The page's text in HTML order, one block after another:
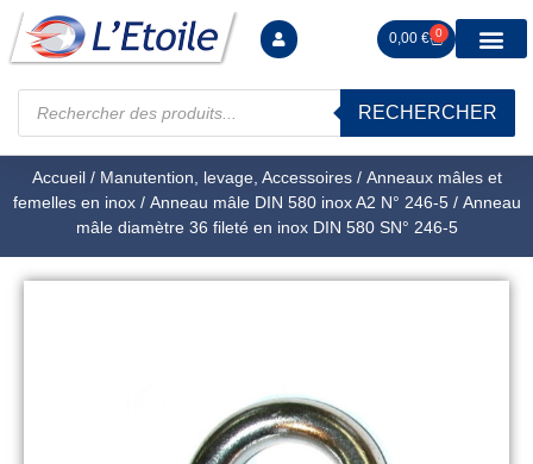
0,00 € 0
RECHERCHER
Accueil/ Manutention, levage, Accessoires/ Anneaux mâles et
femelles en inox/ Anneau mâle DIN 580 inox A2 N° 246-5/ Anneau
mâle diamètre 36 fileté en inox DIN 580 SN° 246-5